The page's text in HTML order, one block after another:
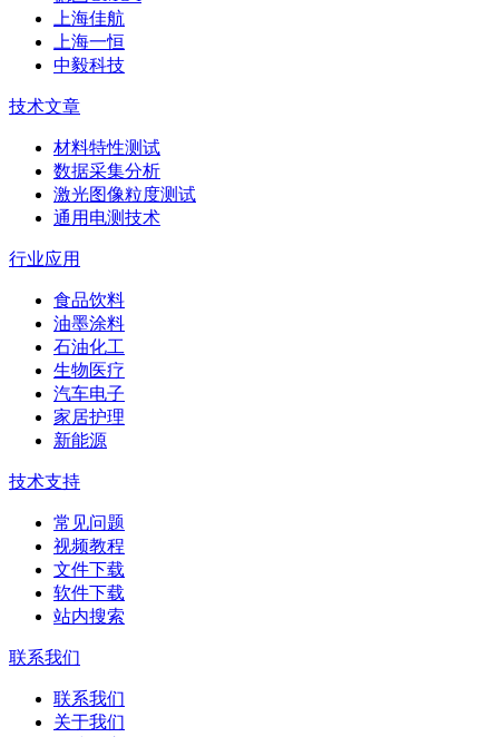
上海佳航
上海一恒
中毅科技
技术文章
材料特性测试
数据采集分析
激光图像粒度测试
通用电测技术
行业应用
食品饮料
油墨涂料
石油化工
生物医疗
汽车电子
家居护理
新能源
技术支持
常见问题
视频教程
文件下载
软件下载
站内搜索
联系我们
联系我们
关于我们